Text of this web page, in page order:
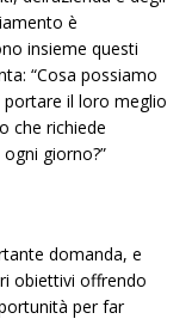
è
insieme questi
“Cosa possiamo
il loro meglio
che richiede
giorno?”
domanda, e
obiettivi offrendo
per far